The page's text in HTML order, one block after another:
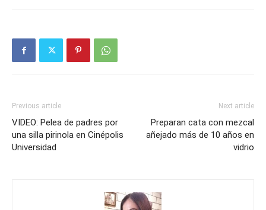
Previous article
VIDEO: Pelea de padres por
una silla pirinola en Cinépolis
Universidad
Next article
Preparan cata con mezcal
añejado más de 10 años en
vidrio